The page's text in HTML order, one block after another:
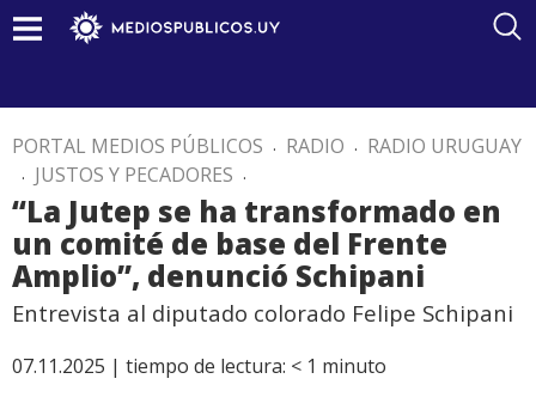
PORTAL MEDIOS PÚBLICOS . RADIO . RADIO URUGUAY
. JUSTOS Y PECADORES .
“La Jutep se ha transformado en
un comité de base del Frente
Amplio”, denunció Schipani
Entrevista al diputado colorado Felipe Schipani
07.11.2025 | tiempo de lectura: < 1 minuto